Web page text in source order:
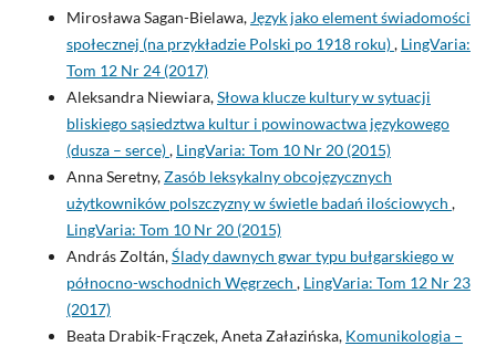
Mirosława Sagan-Bielawa, Język jako element świadomości
społecznej (na przykładzie Polski po 1918 roku), LingVaria:
Tom 12 Nr 24 (2017)
Aleksandra Niewiara,Słowa klucze kultury w sytuacji
bliskiego sąsiedztwa kultur i powinowactwa językowego
(dusza – serce), LingVaria: Tom 10 Nr 20 (2015)
Anna Seretny,Zasób leksykalny obcojęzycznych
użytkowników polszczyzny w świetle badań ilościowych ,
LingVaria: Tom 10 Nr 20 (2015)
András Zoltán,Ślady dawnych gwar typu bułgarskiego w
północno-wschodnich Węgrzech , LingVaria: Tom 12 Nr 23
(2017)
Beata Drabik-Frączek, Aneta Załazińska, Komunikologia –